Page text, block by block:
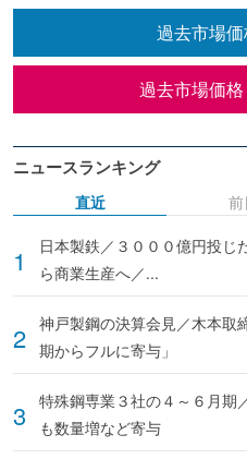
過去市場価
過去市場価格
ニュースランキング
直近
日本製鉄／３０００億円投じ
ら商業生産へ／...
神戸製鋼の決算会見／木本取
期からフルに寄与」
特殊鋼専業３社の４～６月期
も数量増など寄与
前